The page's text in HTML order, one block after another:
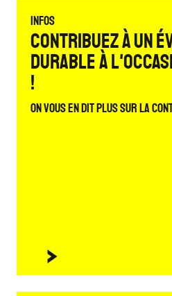
Infos
Contribuez à un
durable à
!
On vous en dit plus sur la